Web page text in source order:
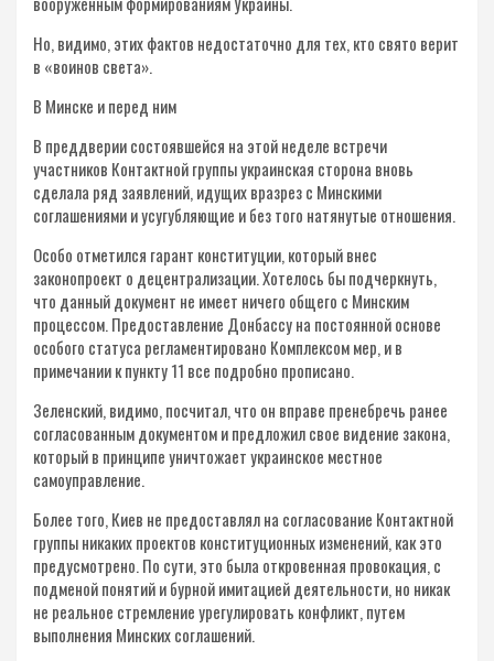
Но, видимо, этих фактов недостаточно для тех, кто свято верит
в «воинов света».
В Минске и перед ним
В преддверии состоявшейся на этой неделе встречи
участников Контактной группы украинская сторона вновь
сделала ряд заявлений, идущих вразрез с Минскими
соглашениями и усугубляющие и без того натянутые отношения.
Особо отметился гарант конституции, который внес
законопроект о децентрализации. Хотелось бы подчеркнуть,
что данный документ не имеет ничего общего с Минским
процессом. Предоставление Донбассу на постоянной основе
особого статуса регламентировано Комплексом мер, и в
примечании к пункту 11 все подробно прописано.
Зеленский, видимо, посчитал, что он вправе пренебречь ранее
согласованным документом и предложил свое видение закона,
который в принципе уничтожает украинское местное
самоуправление.
Более того, Киев не предоставлял на согласование Контактной
группы никаких проектов конституционных изменений, как это
предусмотрено. По сути, это была откровенная провокация, с
подменой понятий и бурной имитацией деятельности, но никак
не реальное стремление урегулировать конфликт, путем
выполнения Минских соглашений.